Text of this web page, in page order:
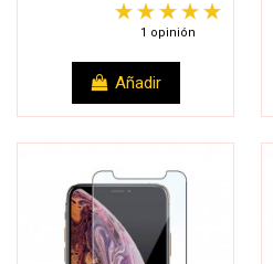
1 opinión
Añadir